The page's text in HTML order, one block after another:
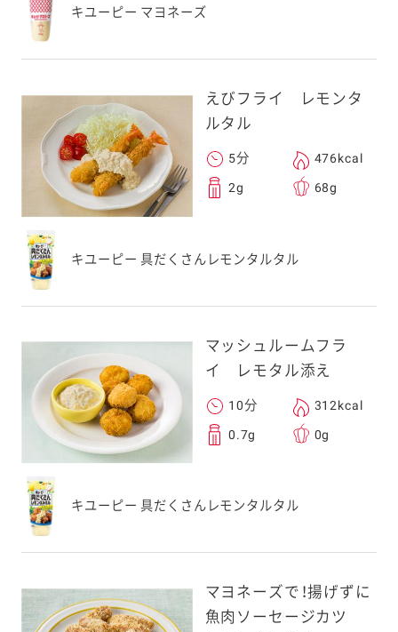
キユーピー マヨネーズ
えびフライ レモンタ
ルタル
5分 476kcal
2g 68g
キユーピー 具だくさんレモンタルタル
マッシュルームフラ
イ レモタル添え
10分 312kcal
0.7g 0g
キユーピー 具だくさんレモンタルタル
マヨネーズで！揚げずに
魚肉ソーセージカツ